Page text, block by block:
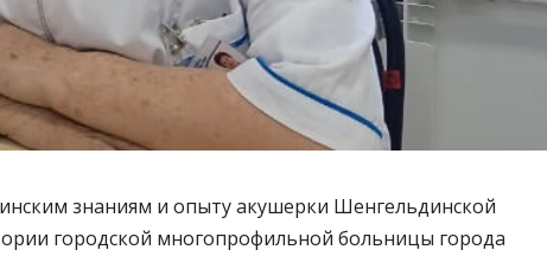
знаниям и опыту акушерки Шенгельдинской
городской многопрофильной больницы города